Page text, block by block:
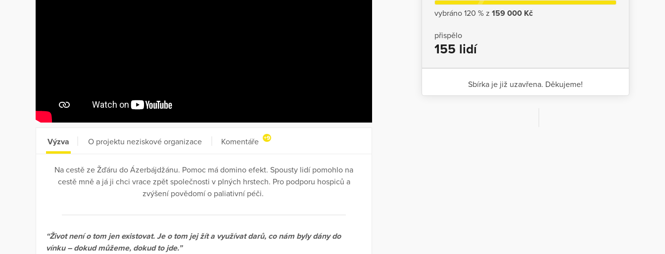
vybráno 120 % z 159 000 Kč
přispělo
155 lidí
Sbírka je již uzavřena. Děkujeme!
Výzva O projektu neziskové organizace Komentáře +9
Na cestě ze Žďáru do Ázerbájdžánu. Pomoc má domino efekt. Spousty lidí pomohlo na
cestě mně a já ji chci vrace zpět společnosti v plných hrstech. Pro podporu hospiců a
zvýšení povědomí o paliativní péči.
“Život není o tom jen existovat. Je o tom jej žít a využívat darů, co nám byly dány do
vínku – dokud můžeme, dokud to jde.”